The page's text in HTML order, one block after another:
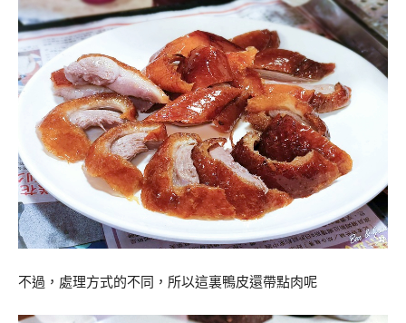
不過，處理方式的不同，所以這裏鴨皮還帶點肉呢